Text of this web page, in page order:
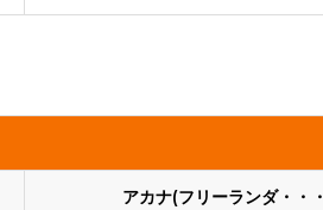
アカナ(フリーランダ・・・